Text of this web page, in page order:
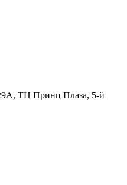
ТЦ Принц Плаза, 5-й